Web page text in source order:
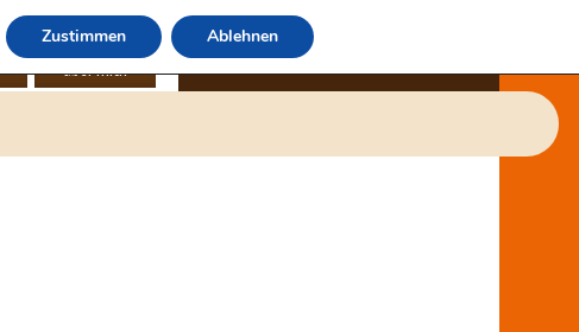
über mich
Zustimmen Ablehnen